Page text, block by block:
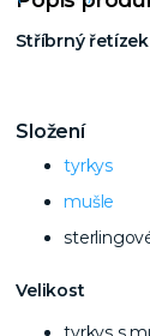
Stříbrný
Složení
tyrkys
mušle
Velikost